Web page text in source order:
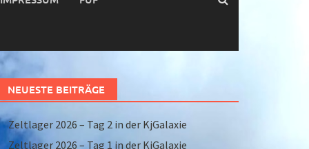
NEUESTE BEITRÄGE
Zeltlager 2026 – Tag 2 in der KjGalaxie
Zeltlager 2026 – Tag 1 in der KjGalaxie